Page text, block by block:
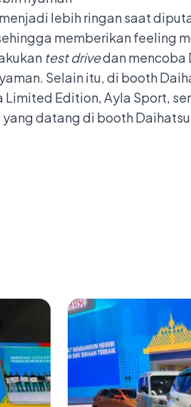
lebih ringan saat
memberikan feeling
test drivedan mencoba
Selain itu, di booth
Edition, Ayla Sport,
datang di booth